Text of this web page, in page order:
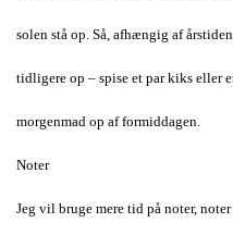
solen stå op. Så, afhængig af
tidligere op – spise et par kiks eller
morgenmad op af formiddagen.
Noter
Jeg vil bruge mere tid på noter,